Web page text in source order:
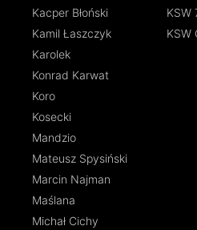
Kacper Błoński
Kamil Łaszczyk
Karolek
Konrad Karwat
Koro
Kosecki
Mandzio
Mateusz Spysiński
Marcin Najman
Maślana
Michał Cichy
KSW
KSW